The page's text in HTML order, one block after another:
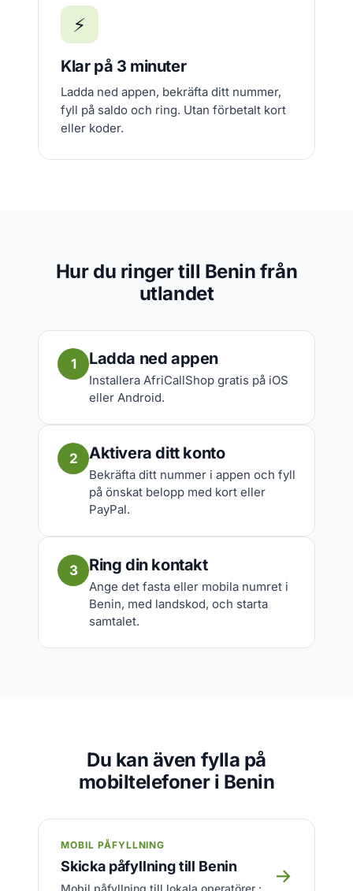
⚡
Klar på 3 minuter
Ladda ned appen, bekräfta ditt nummer,
fyll på saldo och ring. Utan förbetalt kort
eller koder.
Hur du ringer till Benin från
utlandet
1 Ladda ned appen
Installera AfriCallShop gratis på iOS
eller Android.
2 Aktivera ditt konto
Bekräfta ditt nummer i appen och fyll
på önskat belopp med kort eller
PayPal.
3 Ring din kontakt
Ange det fasta eller mobila numret i
Benin, med landskod, och starta
samtalet.
Du kan även fylla på
mobiltelefoner i Benin
MOBIL PÅFYLLNING
Skicka påfyllning till Benin
Mobil påfyllning till lokala operatörer :
→